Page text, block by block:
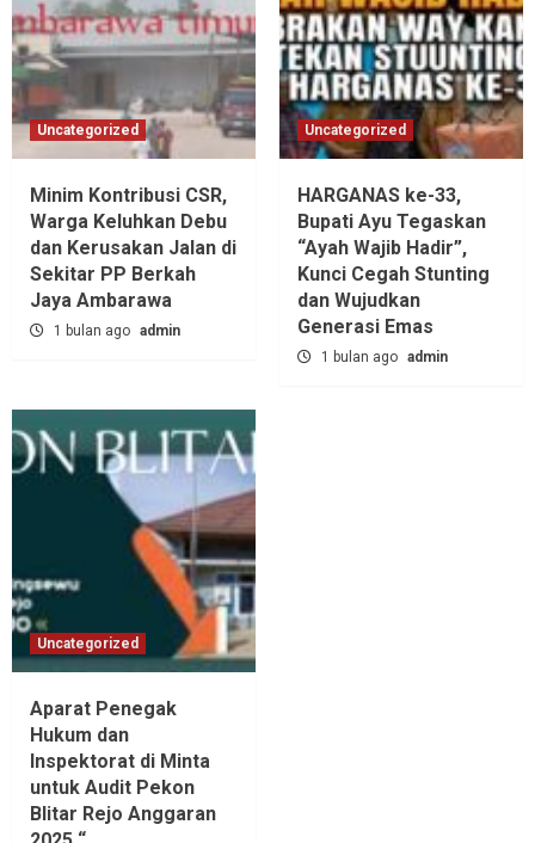
Uncategorized
Minim Kontribusi CSR,
Warga Keluhkan Debu
dan Kerusakan Jalan di
Sekitar PP Berkah
Jaya Ambarawa‎
1 bulan ago admin
Uncategorized
HARGANAS ke-33,
Bupati Ayu Tegaskan
“Ayah Wajib Hadir”,
Kunci Cegah Stunting
dan Wujudkan
Generasi Emas
1 bulan ago admin
Uncategorized
Aparat Penegak
Hukum dan
Inspektorat di Minta
untuk Audit Pekon
Blitar Rejo Anggaran